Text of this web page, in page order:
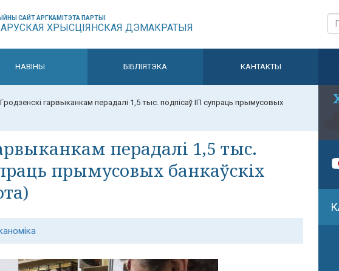
САЙТ АРГКАМІТЭТА ПАРТЫІ
ХРЫСЦІЯНСКАЯ ДЭМАКРАТЫЯ
НАВІНЫ БІБЛІЯТЭКА КАНТАКТЫ
гарвыканкам перадалі 1,5 тыс. подпісаў ІП супраць прымусовых
перадалі 1,5 тыс.
прымусовых банкаўскіх